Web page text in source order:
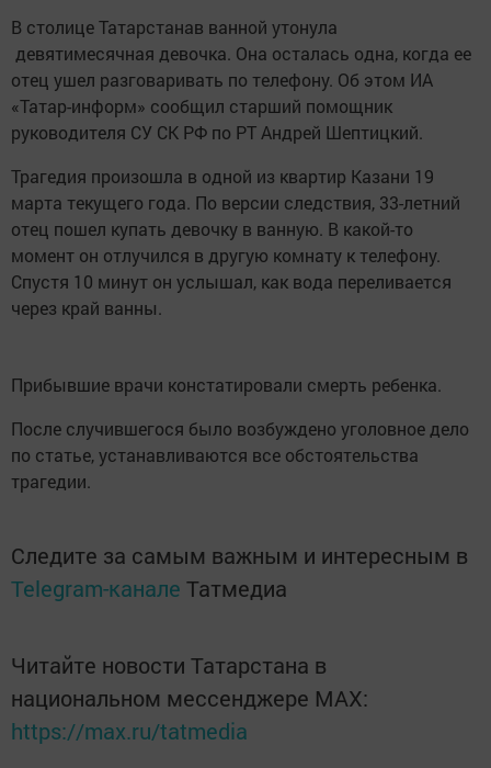
В столице Татарстанав ванной утонула
девятимесячная девочка. Она осталась одна, когда ее
отец ушел разговаривать по телефону. Об этом ИА
«Татар-информ» сообщил старший помощник
руководителя СУ СК РФ по РТ Андрей Шептицкий.
Трагедия произошла в одной из квартир Казани 19
марта текущего года. По версии следствия, 33-летний
отец пошел купать девочку в ванную. В какой-то
момент он отлучился в другую комнату к телефону.
Спустя 10 минут он услышал, как вода переливается
через край ванны.
Прибывшие врачи констатировали смерть ребенка.
После случившегося было возбуждено уголовное дело
по статье, устанавливаются все обстоятельства
трагедии.
Следите за самым важным и интересным в
Telegram-канале Татмедиа
Читайте новости Татарстана в
национальном мессенджере MАХ:
https://max.ru/tatmedia